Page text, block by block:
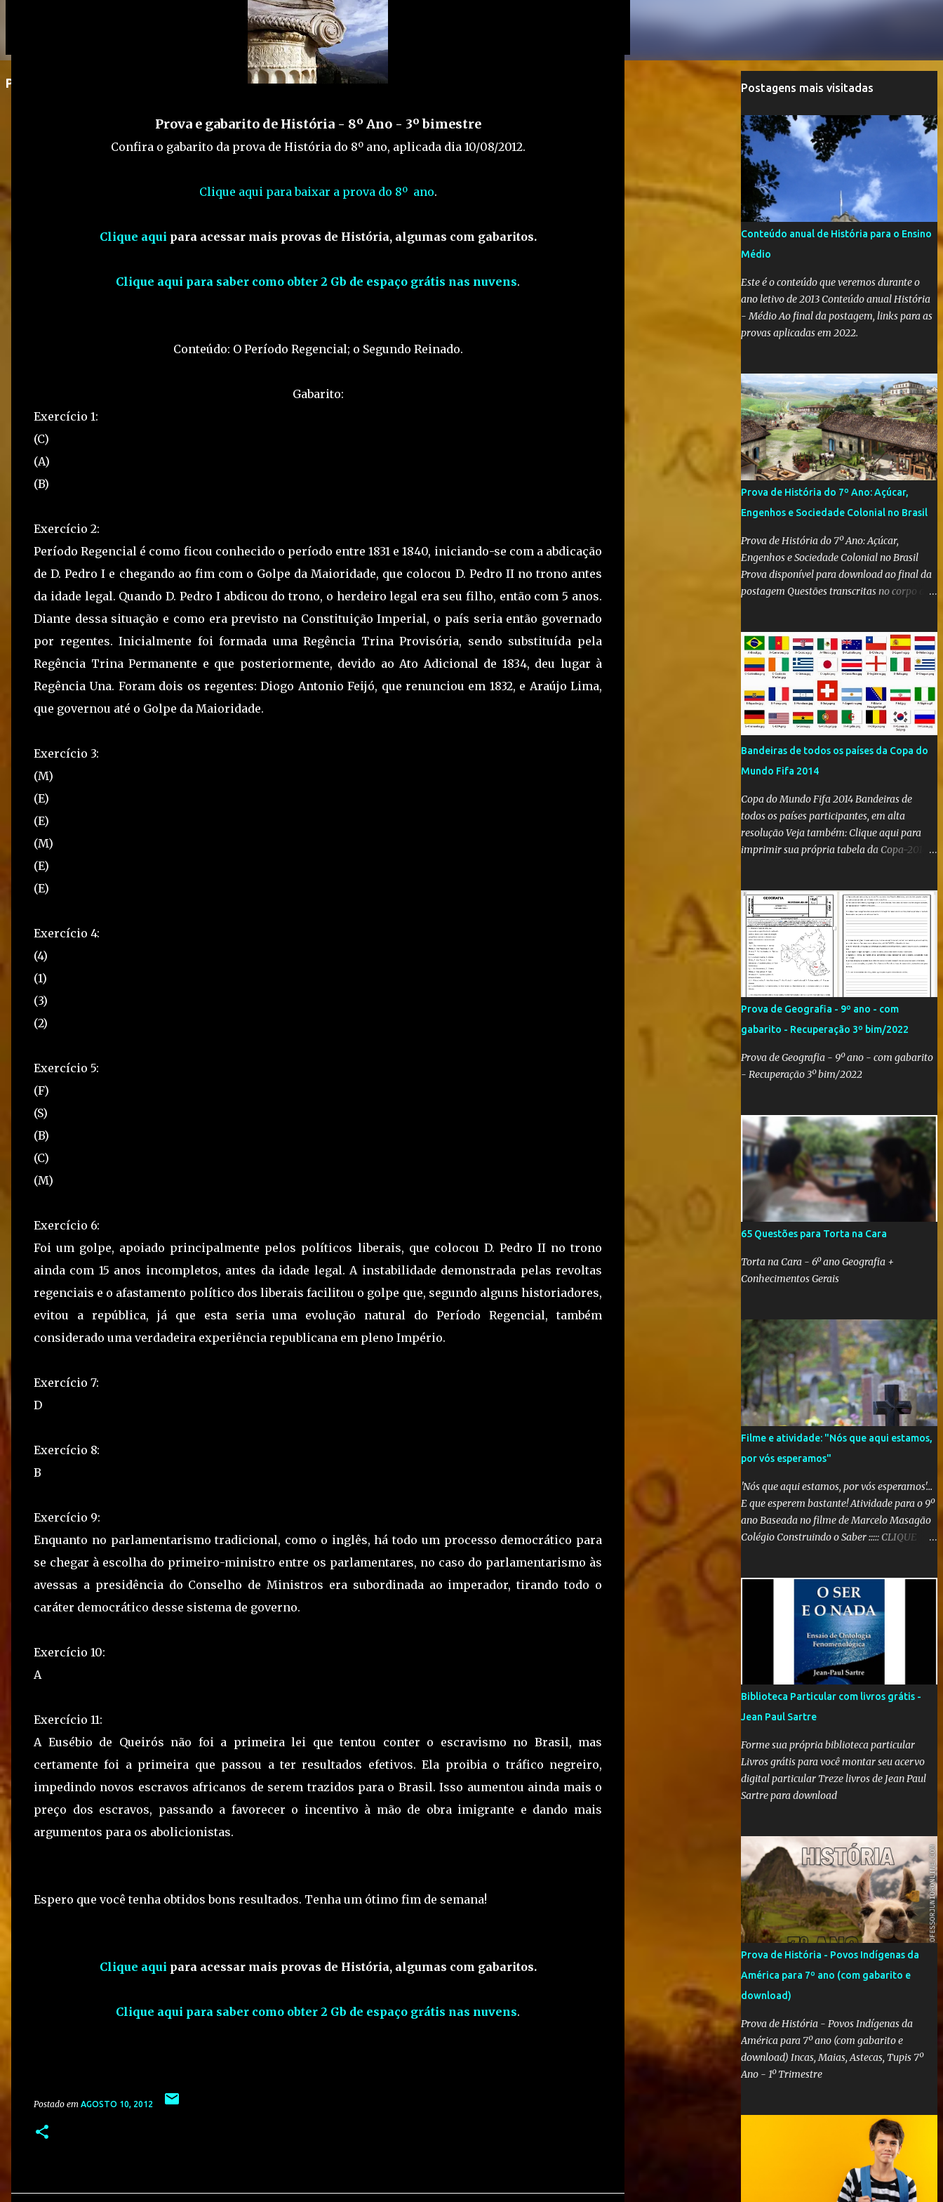
Postagem em destaque
Prova e gabarito de História - 8º Ano - 3º bimestre
Confira o gabarito da prova de História do 8º ano, aplicada dia 10/08/2012.
Clique aqui para baixar a prova do 8º ano.
Clique aqui para acessar mais provas de História, algumas com gabaritos.
Clique aqui para saber como obter 2 Gb de espaço grátis nas nuvens.
Conteúdo: O Período Regencial; o Segundo Reinado.
Gabarito:
Exercício 1:
(C)
(A)
(B)
Exercício 2:
Período Regencial é como ficou conhecido o período entre 1831 e 1840, iniciando-se com a abdicação
de D. Pedro I e chegando ao fim com o Golpe da Maioridade, que colocou D. Pedro II no trono antes
da idade legal. Quando D. Pedro I abdicou do trono, o herdeiro legal era seu filho, então com 5 anos.
Diante dessa situação e como era previsto na Constituição Imperial, o país seria então governado
por regentes. Inicialmente foi formada uma Regência Trina Provisória, sendo substituída pela
Regência Trina Permanente e que posteriormente, devido ao Ato Adicional de 1834, deu lugar à
Regência Una. Foram dois os regentes: Diogo Antonio Feijó, que renunciou em 1832, e Araújo Lima,
que governou até o Golpe da Maioridade.
Exercício 3:
(M)
(E)
(E)
(M)
(E)
(E)
Exercício 4:
(4)
(1)
(3)
(2)
Exercício 5:
(F)
(S)
(B)
(C)
(M)
Exercício 6:
Foi um golpe, apoiado principalmente pelos políticos liberais, que colocou D. Pedro II no trono
ainda com 15 anos incompletos, antes da idade legal. A instabilidade demonstrada pelas revoltas
regenciais e o afastamento político dos liberais facilitou o golpe que, segundo alguns historiadores,
evitou a república, já que esta seria uma evolução natural do Período Regencial, também
considerado uma verdadeira experiência republicana em pleno Império.
Exercício 7:
D
Exercício 8:
B
Exercício 9:
Enquanto no parlamentarismo tradicional, como o inglês, há todo um processo democrático para
se chegar à escolha do primeiro-ministro entre os parlamentares, no caso do parlamentarismo às
avessas a presidência do Conselho de Ministros era subordinada ao imperador, tirando todo o
caráter democrático desse sistema de governo.
Exercício 10:
A
Exercício 11:
A Eusébio de Queirós não foi a primeira lei que tentou conter o escravismo no Brasil, mas
certamente foi a primeira que passou a ter resultados efetivos. Ela proibia o tráfico negreiro,
impedindo novos escravos africanos de serem trazidos para o Brasil. Isso aumentou ainda mais o
preço dos escravos, passando a favorecer o incentivo à mão de obra imigrante e dando mais
argumentos para os abolicionistas.
Espero que você tenha obtidos bons resultados. Tenha um ótimo fim de semana!
Clique aqui para acessar mais provas de História, algumas com gabaritos.
Clique aqui para saber como obter 2 Gb de espaço grátis nas nuvens.
Postado em AGOSTO 10, 2012
Postagens mais visitadas
Conteúdo anual de História para o Ensino
Médio
Este é o conteúdo que veremos durante o
ano letivo de 2013 Conteúdo anual História
- Médio Ao final da postagem, links para as
provas aplicadas em 2022.
Prova de História do 7º Ano: Açúcar,
Engenhos e Sociedade Colonial no Brasil
Prova de História do 7º Ano: Açúcar,
Engenhos e Sociedade Colonial no Brasil
Prova disponível para download ao final da
postagem Questões transcritas no corpo da
Bandeiras de todos os países da Copa do
Mundo Fifa 2014
Copa do Mundo Fifa 2014 Bandeiras de
todos os países participantes, em alta
resolução Veja também: Clique aqui para
imprimir sua própria tabela da Copa-2014
Fifa Qatar 2022! Clique aqui e confira os
hinos, com letra e tradução, de todos os
países participantes da Copa do Mundo Fifa
Qatar 2022! Com um evento como a Copa
do Mundo ocorrendo no Brasil,
independentemente se você seja do time
'Viva Copa' ou do time 'Não vai ter Copa',
uma hora ou outra acaba precisando das
bandeiras dos países que participarão do
evento (para exaltá-los ou para estraçalhá-
los). Principalmente se você for aluno ou
Aí, precisa correr para o Google Imagens,
achar a bandeira correta, com a resolução
adequada... a maior função. Eu sei porque já
precisei fazer isso. Como deixei os arquivos
armazenados em cas...
Prova de Geografia - 9º ano - com
gabarito - Recuperação 3º bim/2022
Prova de Geografia - 9º ano - com gabarito
- Recuperação 3º bim/2022
65 Questões para Torta na Cara
Torta na Cara - 6º ano Geografia +
Conhecimentos Gerais
Filme e atividade: "Nós que aqui estamos,
por vós esperamos"
'Nós que aqui estamos, por vós esperamos'...
E que esperem bastante! Atividade para o 9º
ano Baseada no filme de Marcelo Masagão
Colégio Construindo o Saber ::::: CLIQUE
'Nós que aqui estamos, por vós esperamos' é
"um filme-memória do século XX, a partir
de recortes bibliográficos de pequenos e
grandes personagens". Documentário
brasileiro lançado em 1999, o filme mostra
como os grandes acontecimentos são
repletos de inúmeras histórias menores
(mas não menos importantes) que passam
despercebidas na maioria das vezes. Sem
dúvida alguma, este é um dos filmes mais
poéticos da produção brasileira. A beleza
está na combinação das imagens, nos curtos
e certeiros textos e, principalmente, na
É possível atrair a atenção dos alunos com
um filme destoante das grandes pr...
Biblioteca Particular com livros grátis -
Jean Paul Sartre
Forme sua própria biblioteca particular
Livros grátis para você montar seu acervo
digital particular Treze livros de Jean Paul
Sartre para download
Prova de História - Povos Indígenas da
América para 7º ano (com gabarito e
download)
Prova de História - Povos Indígenas da
América para 7º ano (com gabarito e
download) Incas, Maias, Astecas, Tupis 7º
Ano - 1º Trimestre